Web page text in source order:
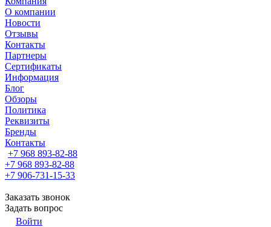
О компании
Новости
Отзывы
Контакты
Партнеры
Сертификаты
Информация
Блог
Обзоры
Политика
Реквизиты
Бренды
Контакты
+7 968 893-82-88
+7 968 893-82-88
+7 906-731-15-33
Заказать звонок
Задать вопрос
Войти